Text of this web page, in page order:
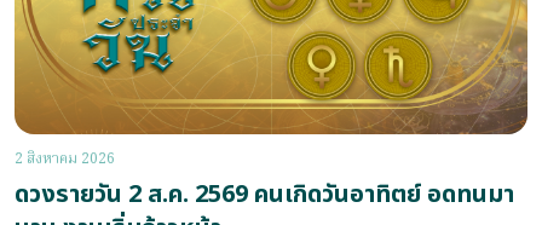
2 สิงหาคม 2026
ดวงรายวัน 2 ส.ค. 2569 คนเกิดวันอาทิตย์ อดทนมา